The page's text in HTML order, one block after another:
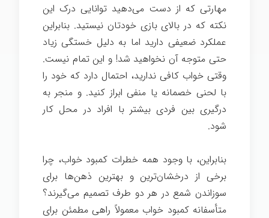
مهارتی که از دست می‌دهید توانایی درک این
نکته که در بالای بازی خودتان نیستید. بنابراین
عملکرد ضعیفی دارید اما به دلیل خستگی زیاد
حتی متوجه آن نخواهید شد! و این تمام نیست.
وقتی خواب کافی ندارید، احتمال دارد که خود را
با لحنی خصمانه یا منفی ابراز کنید. و منجر به
درگیری بین فردی بیشتر با افراد در محل کار
شود.
بنابراین، با وجود همه خطرات کمبود خواب، چرا
برخی از درخشان‌ترین و بهترین ذهن‌ها برای
سوزاندن شمع در هر دو طرف تصمیم می‌گیرند؟
متأسفانه کمبود خواب معمولاً راهی مطمئن برای